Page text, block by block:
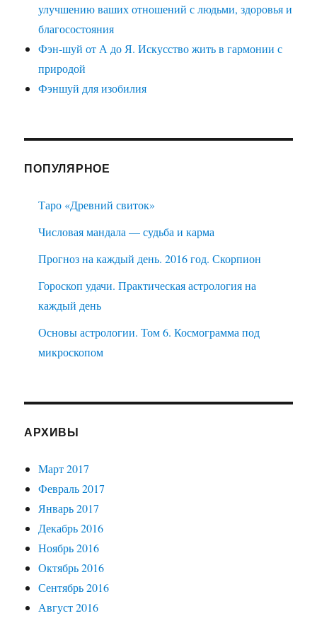
улучшению ваших отношений с людьми, здоровья и
благосостояния
Фэн-шуй от А до Я. Искусство жить в гармонии с
природой
Фэншуй для изобилия
ПОПУЛЯРНОЕ
Таро «Древний свиток»
Числовая мандала — судьба и карма
Прогноз на каждый день. 2016 год. Скорпион
Гороскоп удачи. Практическая астрология на
каждый день
Основы астрологии. Том 6. Космограмма под
микроскопом
АРХИВЫ
Март 2017
Февраль 2017
Январь 2017
Декабрь 2016
Ноябрь 2016
Октябрь 2016
Сентябрь 2016
Август 2016